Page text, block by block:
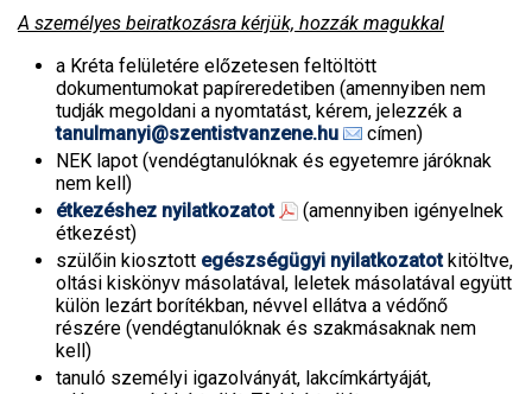
A személyes beiratkozásra kérjük, hozzák magukkal
a Kréta felületére előzetesen feltöltött
dokumentumokat papíreredetiben (amennyiben nem
tudják megoldani a nyomtatást, kérem, jelezzék a
tanulmanyi@szentistvanzene.hu
címen)
NEK lapot (vendégtanulóknak és egyetemre járóknak
nem kell)
étkezéshez nyilatkozatot
(amennyiben igényelnek
étkezést)
szülőin kiosztott egészségügyi nyilatkozatotkitöltve,
oltási kiskönyv másolatával, leletek másolatával együtt
külön lezárt borítékban, névvel ellátva a védőnő
részére (vendégtanulóknak és szakmásaknak nem
kell)
tanuló személyi igazolványát, lakcímkártyáját,